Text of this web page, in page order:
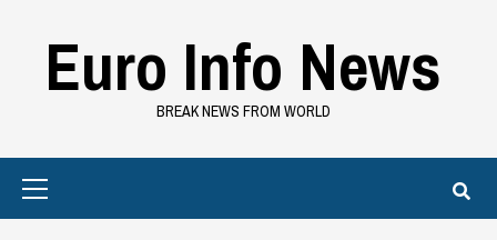
contentEuro Info News
BREAK NEWS FROM WORLD